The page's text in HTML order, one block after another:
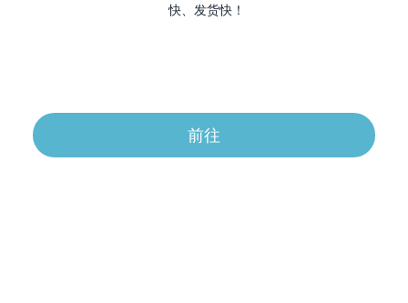
快、发货快！
前往